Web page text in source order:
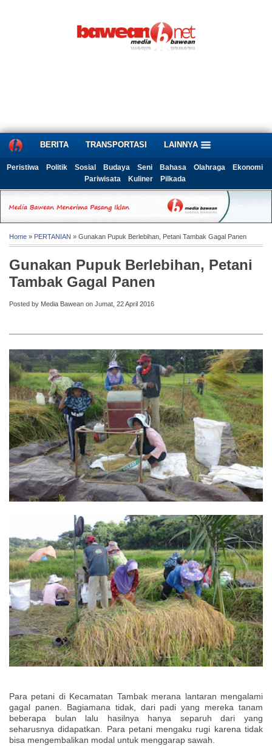
BERITA TRANSPORTASI LAINNYA
Peristiwa Politik Sosial Budaya Seni Bahasa Olahraga
Ekonomi
Pariwisata
Kuliner Pilkada
Home » PERTANIAN » Gunakan Pupuk Berlebihan, Petani Tambak Gagal Panen
Gunakan Pupuk Berlebihan, Petani
Tambak Gagal Panen
Posted by Media Bawean on Jumat, 22 April 2016
Para petani di Kecamatan Tambak merana lantaran mengalami
gagal panen. Bagiamana tidak, dari padi yang mereka tanam
beberapa bulan lalu hasilnya hanya separuh dari yang
seharusnya didapatkan. Para petani mengaku rugi karena tidak
bisa mengembalikan modal untuk menggarap sawah.